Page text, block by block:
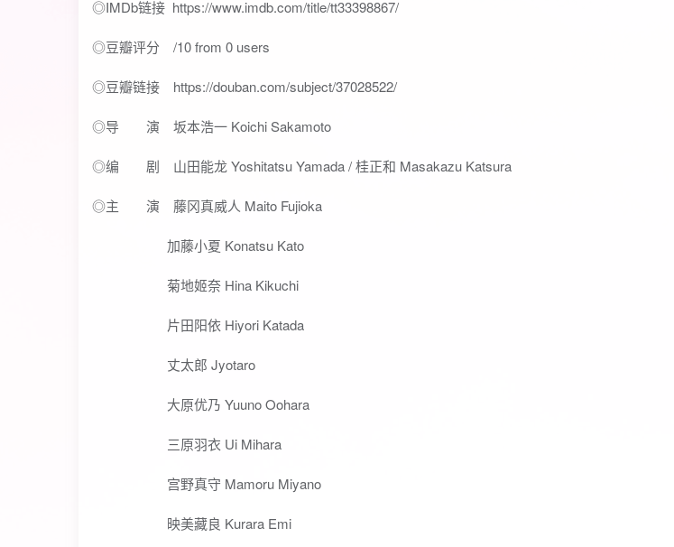
◎IMDb链接 https://www.imdb.com/title/tt33398867/
◎豆瓣评分 /10 from 0 users
◎豆瓣链接 https://douban.com/subject/37028522/
◎导 演 坂本浩一 Koichi Sakamoto
◎编 剧 山田能龙 Yoshitatsu Yamada / 桂正和 Masakazu Katsura
◎主 演 藤冈真威人 Maito Fujioka
加藤小夏 Konatsu Kato
菊地姬奈 Hina Kikuchi
片田阳依 Hiyori Katada
丈太郎 Jyotaro
大原优乃 Yuuno Oohara
三原羽衣 Ui Mihara
宫野真守 Mamoru Miyano
映美藏良 Kurara Emi